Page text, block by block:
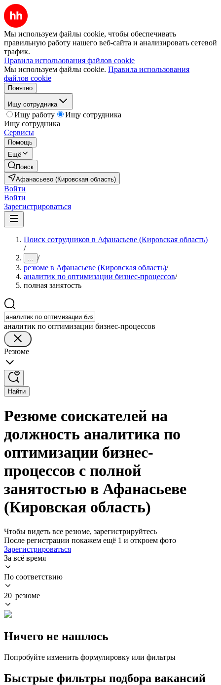
Мы используем файлы cookie, чтобы обеспечивать
правильную работу нашего веб-сайта и анализировать сетевой
трафик.
Правила использования файлов cookie
Мы используем файлы cookie. Правила использования
файлов cookie
Понятно
Ищу сотрудника
Ищу работу
Ищу сотрудника
Ищу сотрудника
Сервисы
Помощь
Ещё
Поиск
Афанасьево (Кировская область)
Войти
Войти
Зарегистрироваться
Поиск сотрудников в Афанасьеве (Кировская область)
/
... /
резюме в Афанасьеве (Кировская область)/
аналитик по оптимизации бизнес-процессов/
полная занятость
аналитик по оптимизации бизнес-процессов
Резюме
Найти
Резюме соискателей на
должность аналитика по
оптимизации бизнес-
процессов с полной
занятостью в Афанасьеве
(Кировская область)
Чтобы видеть все резюме, зарегистрируйтесь
После регистрации покажем ещё 1 и откроем фото
Зарегистрироваться
За всё время
По соответствию
20 резюме
Ничего не нашлось
Попробуйте изменить формулировку или фильтры
Быстрые фильтры подбора вакансий